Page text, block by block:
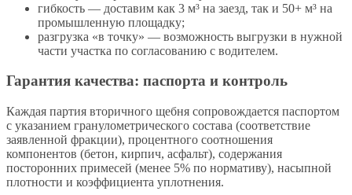
гибкость — доставим как 3 м³ на заезд, так и 50+ м³ на
промышленную площадку;
разгрузка «в точку» — возможность выгрузки в нужной
части участка по согласованию с водителем.
Гарантия качества: паспорта и контроль
Каждая партия вторичного щебня сопровождается паспортом
с указанием гранулометрического состава (соответствие
заявленной фракции), процентного соотношения
компонентов (бетон, кирпич, асфальт), содержания
посторонних примесей (менее 5% по нормативу), насыпной
плотности и коэффициента уплотнения.